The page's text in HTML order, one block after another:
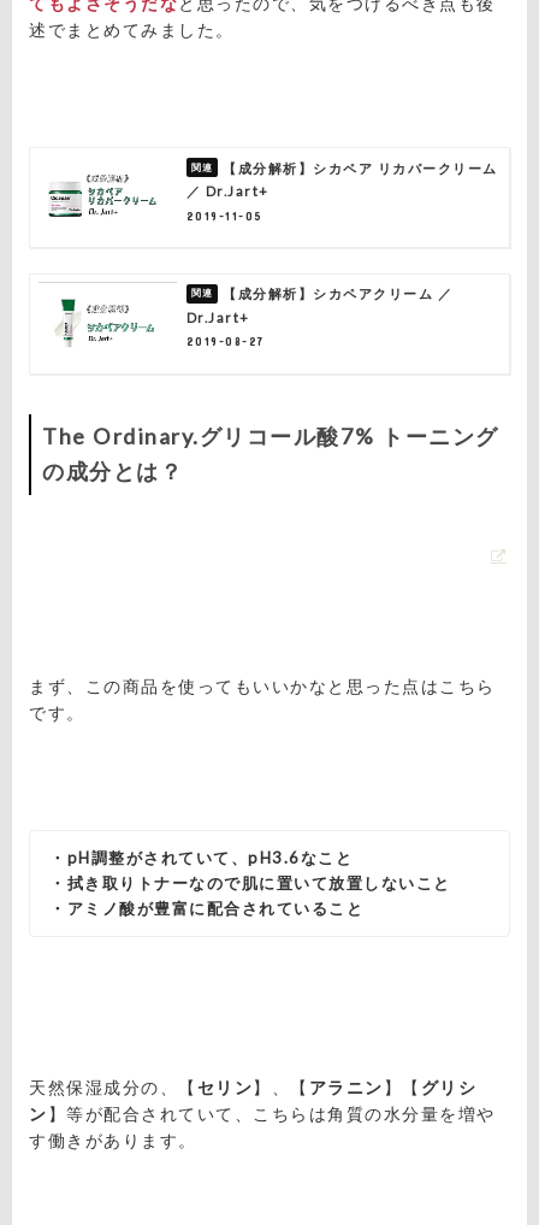
述でまとめてみました。
【成分解析】シカペア リカバークリーム
／ Dr.Jart+
2019-11-05
【成分解析】シカペアクリーム ／
Dr.Jart+
2019-08-27
The Ordinary.グリコール酸7% トーニング
の成分とは？
まず、この商品を使ってもいいかなと思った点はこちら
です。
・pH調整がされていて、pH3.6なこと
・拭き取りトナーなので肌に置いて放置しないこと
・アミノ酸が豊富に配合されていること
天然保湿成分の、【 セリン】、【 アラニン 】【 グリシ
ン 】等が配合されていて、こちらは角質の水分量を増や
す働きがあります。